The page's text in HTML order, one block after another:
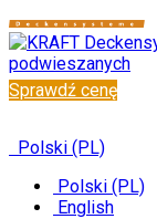
Sprawdź cenę
Polski (PL)
Polski (PL)
English